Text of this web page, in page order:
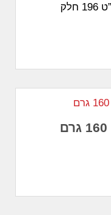
מק״ט 1060 בד”צ בית יוסף מק”ט 196 חלק